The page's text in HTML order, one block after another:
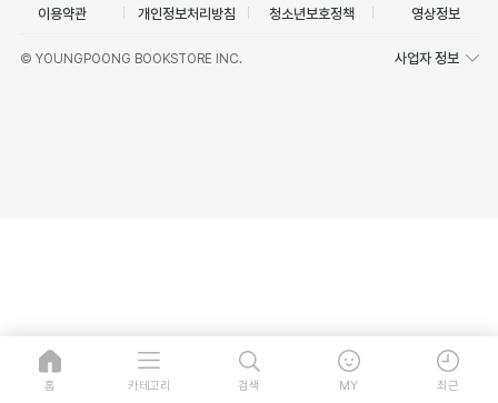
이용약관 개인정보처리방침 청소년보호정책 영상정보
© YOUNGPOONG BOOKSTORE INC. 사업자 정보
홈 카테고리 검색 MY 최근